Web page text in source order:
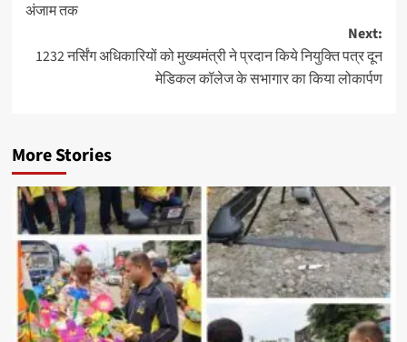
अंजाम तक
Next:
1232 नर्सिंग अधिकारियों को मुख्यमंत्री ने प्रदान किये नियुक्ति पत्र दून
मेडिकल कॉलेज के सभागार का किया लोकार्पण
More Stories